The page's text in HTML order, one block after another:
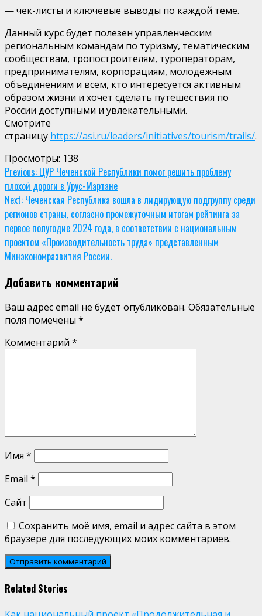
— чек-листы и ключевые выводы по каждой теме.
Данный курс будет полезен управленческим
региональным командам по туризму, тематическим
сообществам, тропостроителям, туроператорам,
предпринимателям, корпорациям, молодежным
объединениям и всем, кто интересуется активным
образом жизни и хочет сделать путешествия по
России доступными и увлекательными.
Смотрите
страницу https://asi.ru/leaders/initiatives/tourism/trails/.
Просмотры: 138
Continue
Reading
Previous: ЦУР Чеченской Республики помог решить проблему
плохой дороги в Урус-Мартане
Next: Чеченская Республика вошла в лидирующую подгруппу среди
регионов страны, согласно промежуточным итогам рейтинга за
первое полугодие 2024 года, в соответствии с национальным
проектом «Производительность труда» представленным
Минэкономразвития России.
Добавить комментарий
Ваш адрес email не будет опубликован. Обязательные
поля помечены *
Комментарий *
Имя *
Email *
Сайт
Сохранить моё имя, email и адрес сайта в этом
браузере для последующих моих комментариев.
Related Stories